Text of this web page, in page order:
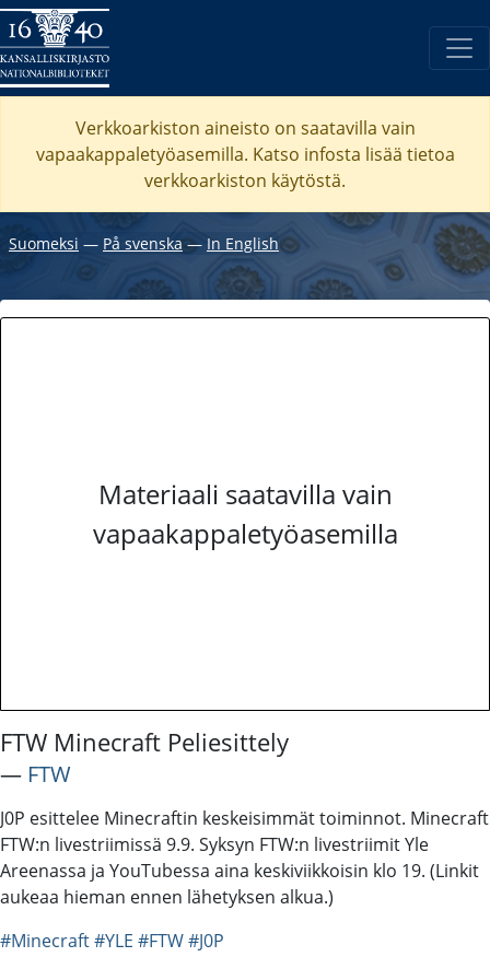
Verkkoarkiston aineisto on saatavilla vain
vapaakappaletyöasemilla. Katso infosta lisää tietoa
verkkoarkiston käytöstä.
Suomeksi ― På svenska― In English
Materiaali saatavilla vain
vapaakappaletyöasemilla
FTW Minecraft Peliesittely
― FTW
J0P esittelee Minecraftin keskeisimmät toiminnot. Minecraft
FTW:n livestriimissä 9.9. Syksyn FTW:n livestriimit Yle
Areenassa ja YouTubessa aina keskiviikkoisin klo 19. (Linkit
aukeaa hieman ennen lähetyksen alkua.)
#Minecraft#YLE #FTW#J0P